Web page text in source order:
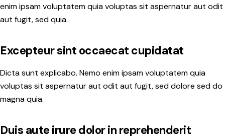
enim ipsam voluptatem quia voluptas sit aspernatur aut odit
aut fugit, sed quia.
Excepteur sint occaecat cupidatat
Dicta sunt explicabo. Nemo enim ipsam voluptatem quia
voluptas sit aspernatur aut odit aut fugit, sed dolore sed do
magna quia.
Duis aute irure dolor in reprehenderit